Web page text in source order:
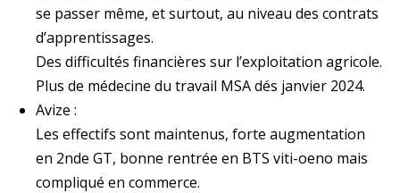
se passer même, et surtout, au niveau des contrats
d’apprentissages.
Des difficultés financières sur l’exploitation agricole.
Plus de médecine du travail MSA dés janvier 2024.
Avize :
Les effectifs sont maintenus, forte augmentation
en 2nde GT, bonne rentrée en BTS viti-oeno mais
compliqué en commerce.